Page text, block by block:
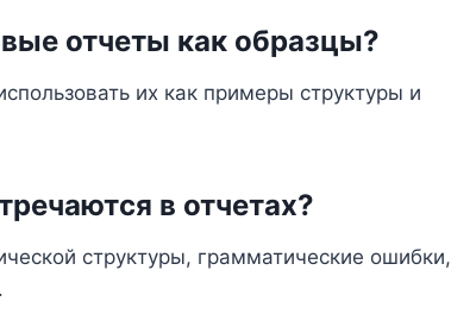
отчеты как образцы?
их как примеры структуры и
в отчетах?
структуры, грамматические ошибки,